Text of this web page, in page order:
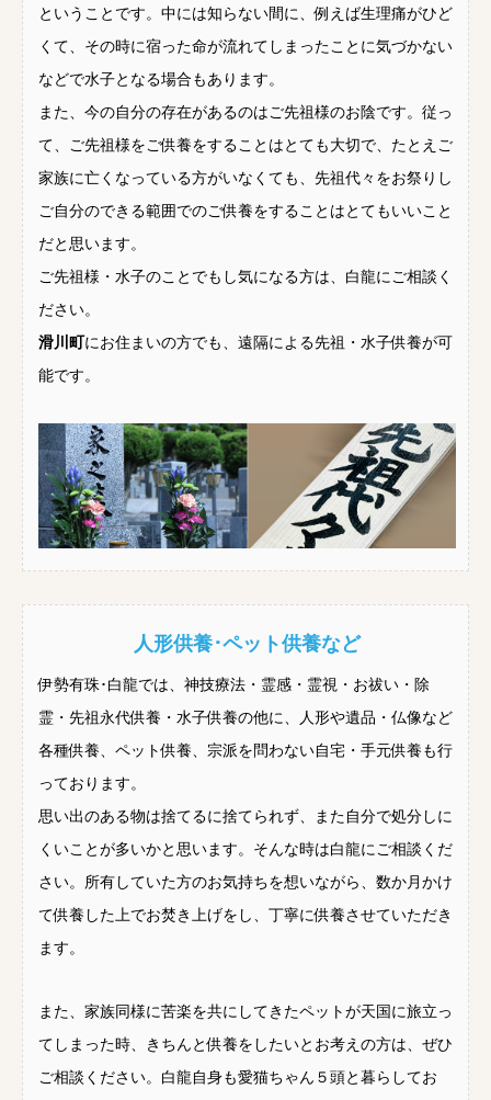
ということです。中には知らない間に、例えば生理痛がひど
くて、その時に宿った命が流れてしまったことに気づかない
などで水子となる場合もあります。
また、今の自分の存在があるのはご先祖様のお陰です。従っ
て、ご先祖様をご供養をすることはとても大切で、たとえご
家族に亡くなっている方がいなくても、先祖代々をお祭りし
ご自分のできる範囲でのご供養をすることはとてもいいこと
だと思います。
ご先祖様・水子のことでもし気になる方は、白龍にご相談く
ださい。
滑川町 にお住まいの方でも、遠隔による先祖・水子供養が可
能です。
人形供養･ペット供養など
伊勢有珠･白龍では、神技療法・霊感・霊視・お祓い・除
霊・先祖永代供養・水子供養の他に、人形や遺品・仏像など
各種供養、ペット供養、宗派を問わない自宅・手元供養も行
っております。
思い出のある物は捨てるに捨てられず、また自分で処分しに
くいことが多いかと思います。そんな時は白龍にご相談くだ
さい。所有していた方のお気持ちを想いながら、数か月かけ
て供養した上でお焚き上げをし、丁寧に供養させていただき
ます。
また、家族同様に苦楽を共にしてきたペットが天国に旅立っ
てしまった時、きちんと供養をしたいとお考えの方は、ぜひ
ご相談ください。白龍自身も愛猫ちゃん５頭と暮らしてお